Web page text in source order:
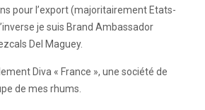
pour l’export (majoritairement Etats-
je suis Brand Ambassador
Del Maguey.
Diva « France », une société de
de mes rhums.